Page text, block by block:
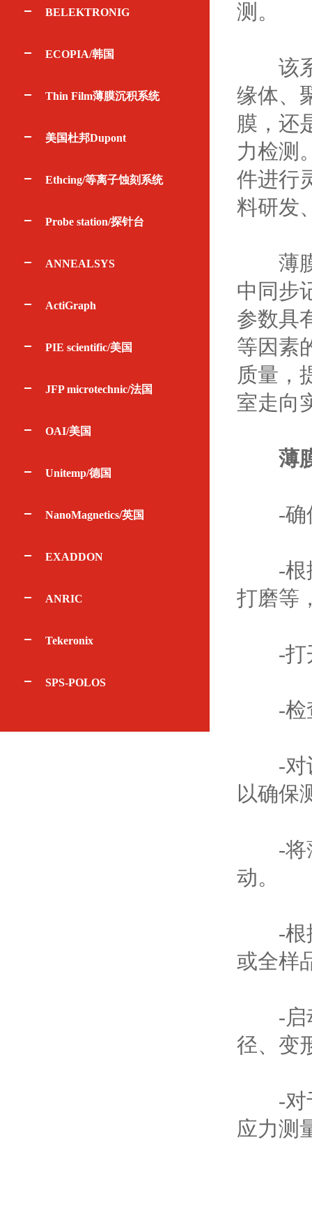
BELEKTRONIG
ECOPIA/韩国
Thin Film薄膜沉积系统
美国杜邦Dupont
Ethcing/等离子蚀刻系统
Probe station/探针台
ANNEALSYS
ActiGraph
PIE scientific/美国
JFP microtechnic/法国
OAI/美国
Unitemp/德国
NanoMagnetics/英国
EXADDON
ANRIC
Tekeronix
SPS-POLOS
测。
该系
缘体、
膜，还
力检测
件进行
料研发
薄膜
中同步
参数具
等因素
质量，
室走向
薄
-确保
-根据
打磨等
-打开
-检查
-对设
以确保
-将薄
动。
-根据
或全样
-启动
径、变
-对于
应力测